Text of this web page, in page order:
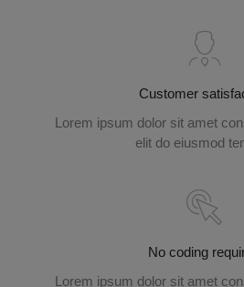
Customer
Lorem ipsum dolor sit amet
elit do eiusmod
No coding
Lorem ipsum dolor sit amet